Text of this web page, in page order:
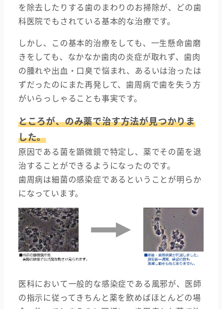
を除去したりする歯のまわりのお掃除が、どの歯
科医院でもされている基本的な治療です。
しかし、この基本的治療をしても、一生懸命歯磨
きをしても、なかなか歯肉の炎症が取れず、歯肉
の腫れや出血・口臭で悩まれ、あるいは治ったは
ずだったのにまた再発して、歯周病で歯を失う方
がいらっしゃることも事実です。
ところが、のみ薬で治す方法が見つかりま
した。
原因である菌を顕微鏡で特定し、薬でその菌を退
治することができるようになったのです。
歯周病は細菌の感染症であるということが明らか
になっています。
医科において一般的な感染症である風邪が、医師
の指示に従ってきちんと薬を飲めばほとんどの場